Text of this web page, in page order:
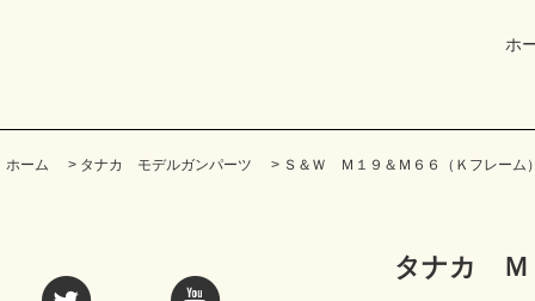
ホ
ホーム > タナカ モデルガンパーツ > Ｓ＆Ｗ Ｍ１９＆Ｍ６６（Ｋフレーム
タナカ Ｍ